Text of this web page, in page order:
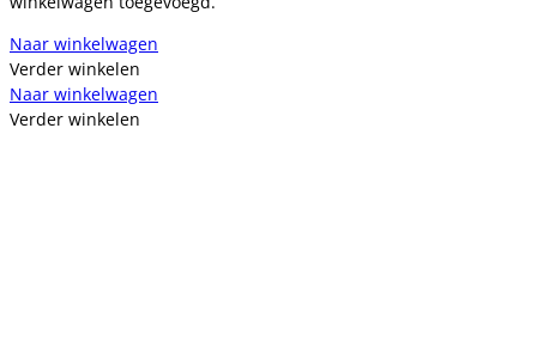
Naar winkelwagen
Verder winkelen
Naar winkelwagen
Verder winkelen